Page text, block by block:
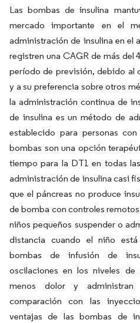
Las bombas de insulina
mercado importante en el
administración de insulina en el
registren una CAGR de más del
período de previsión, debido al
y a su preferencia sobre otros
la administración continua de
de insulina es un método de
establecido para personas
bombas son una opción
tiempo para la DT1 en todas
administración de insulina casi
que el páncreas no produce
de bomba con controles
niños pequeños suspender o
distancia cuando el niño
bombas de infusión de
oscilaciones en los niveles de
menos dolor y
comparación con las
ventajas de las bombas de